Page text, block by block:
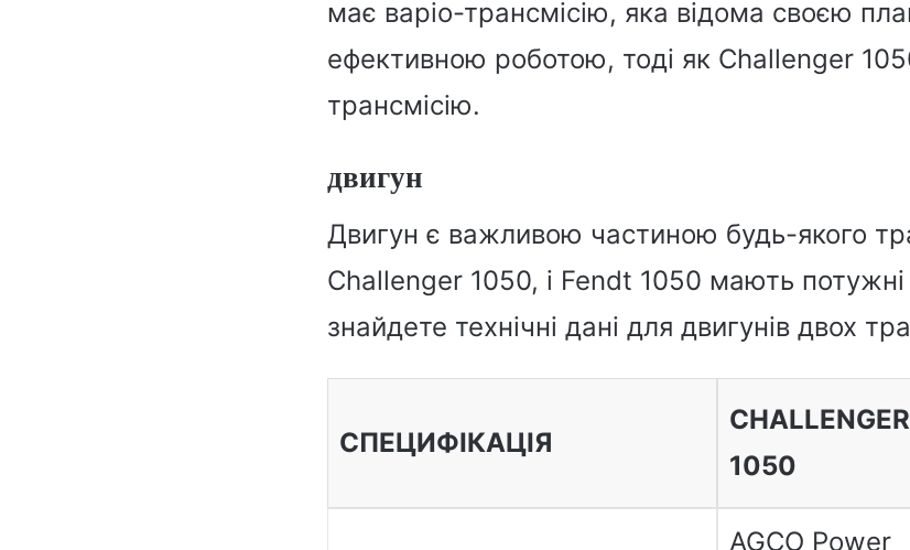
має варіо-трансмісію, яка відома своєю
ефективною роботою, тоді як Challenger
трансмісію.
двигун
Двигун є важливою частиною будь-якого
Challenger 1050, і Fendt 1050 мають
знайдете технічні дані для двигунів двох
СПЕЦИФІКАЦІЯ
CHALLENGER
1050
AGCO Power